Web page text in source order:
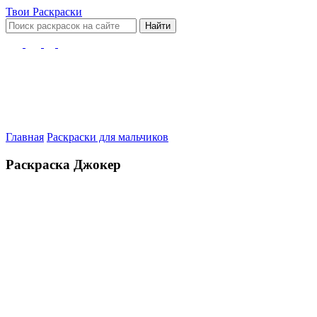
Твои Раскраски
Найти
Главная Раскраски для мальчиков
Раскраска Джокер